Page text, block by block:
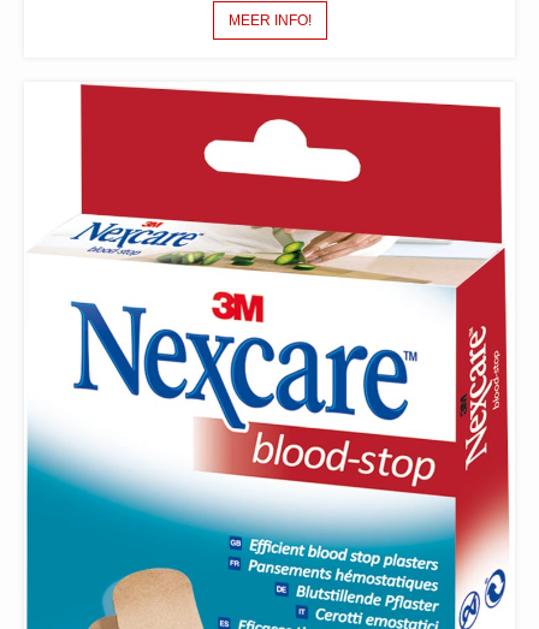
MEER INFO!